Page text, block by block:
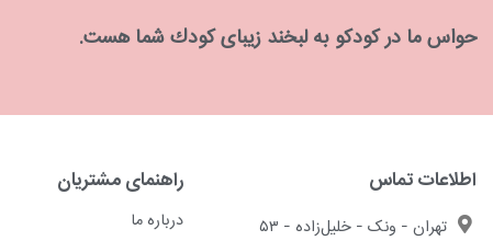
حواس ما در كودكو به لبخند زیبای كودك شما هست.
اطلاعات تماس
تهران - ونک - خلیل‌زاده - ۵۳
راهنمای مشتریان
درباره ما